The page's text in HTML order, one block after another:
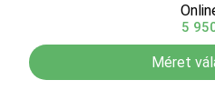
5
Méret